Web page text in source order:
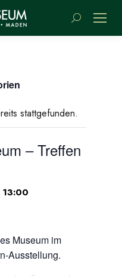
Suchen:
stattgefunden.
– Treffen
13:00
Museum im
Ausstellung.